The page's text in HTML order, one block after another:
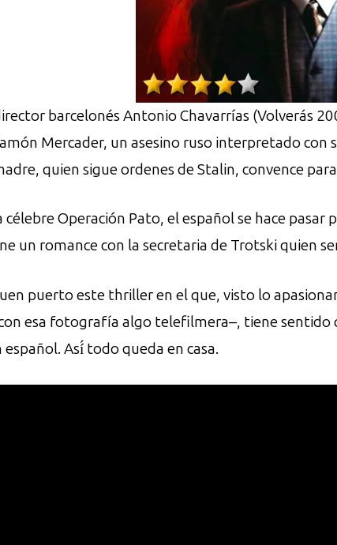
barcelonés Antonio Chavarrías (Volverás
Mercader, un asesino ruso interpretado
quien sigue ordenes de Stalin, convence
célebre Operación Pato, el español se hace
un romance con la secretaria de Trotski quien
puerto este thriller en el que, visto lo
esa fotografía algo telefilmera–, tiene sentido
Así́ todo queda en casa.